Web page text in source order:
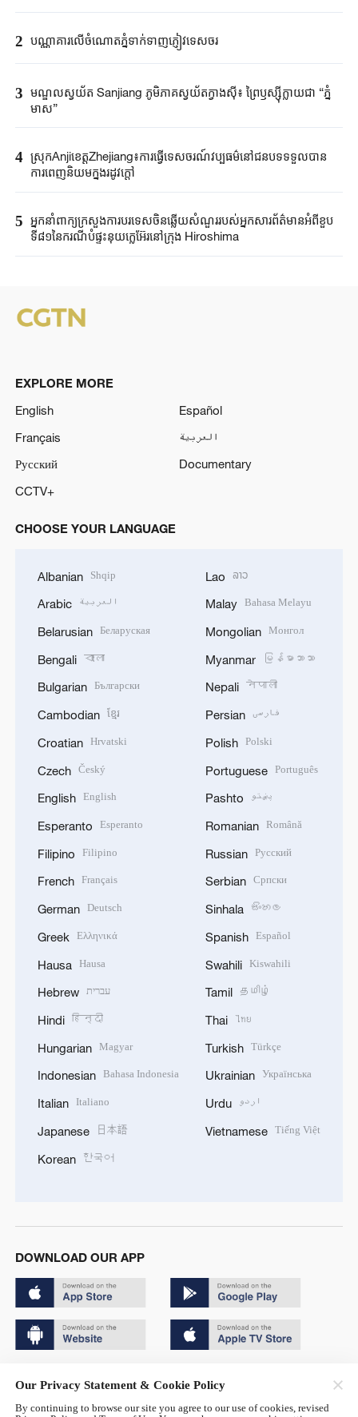
2 បណ្ណាគារលើចំណោតភ្នំទាក់ទាញភ្ញៀវទេសចរ
3 មណ្ឌលស្វយ័ត Sanjiang ភូមិភាគស្វយ័តក្វាងស៊ី៖ ព្រៃឫស្ស៊ីក្លាយជា “ភ្នំ
មាស”
4 ស្រុកAnjiខេត្តZhejiang៖ការធ្វើទេសចរណ៍វប្បធម៌នៅជនបទទទួលបាន
ការពេញនិយមក្នុងរដូវក្តៅ
5 អ្នកនាំពាក្យ​ក្រសួងការបរទេស​ចិនឆ្លើយសំណួរ​របស់​អ្នកសារព័ត៌មាន​អំពីខួប​
ទី៨១នៃ​ករណី​បំផ្ទុះនុយក្លេអ៊ែរ​នៅក្រុង ​Hiroshima ​
EXPLORE MORE
English
Español
Français
العربية
Русский
Documentary
CCTV+
CHOOSE YOUR LANGUAGE
Albanian Shqip
Arabic العربية
Belarusian Беларуская
Bengali বাংলা
Bulgarian Български
Cambodian ខ្មែរ
Croatian Hrvatski
Czech Český
English English
Esperanto Esperanto
Filipino Filipino
French Français
German Deutsch
Greek Ελληνικά
Hausa Hausa
Hebrew עברית
Hindi हिन्दी
Hungarian Magyar
Indonesian Bahasa Indonesia
Italian Italiano
Japanese 日本語
Korean 한국어
Lao ລາວ
Malay Bahasa Melayu
Mongolian Монгол
Myanmar မြန်မာဘာသာ
Nepali नेपाली
Persian فارسی
Polish Polski
Portuguese Português
Pashto پښتو
Romanian Română
Russian Русский
Serbian Српски
Sinhala සිංහල
Spanish Español
Swahili Kiswahili
Tamil தமிழ்
Thai ไทย
Turkish Türkçe
Ukrainian Українська
Urdu اردو
Vietnamese Tiếng Việt
DOWNLOAD OUR APP
京ICP备20000184号
Our Privacy Statement & Cookie Policy
By continuing to browse our site you agree to our use of cookies, revised